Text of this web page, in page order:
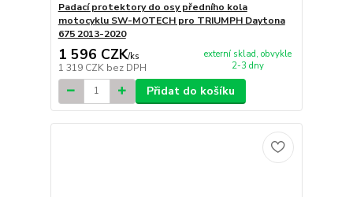
Padací protektory do osy předního kola
motocyklu SW-MOTECH pro TRIUMPH Daytona
675 2013-2020
1 596 CZK/ks
1 319 CZK bez DPH
externí sklad, obvykle
2-3 dny
Přidat do košíku